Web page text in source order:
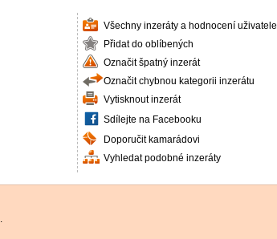
Všechny inzeráty a hodnocení uživatele
Přidat do oblíbených
Označit špatný inzerát
Označit chybnou kategorii inzerátu
Vytisknout inzerát
Sdílejte na Facebooku
Doporučit kamarádovi
Vyhledat podobné inzeráty